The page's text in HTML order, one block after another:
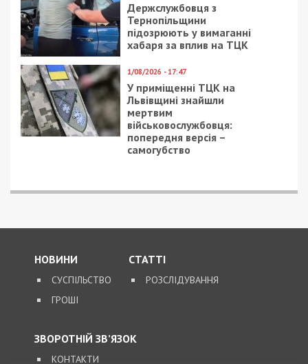
Держслужбовця з
Тернопільщини
підозрюють у вимаганні
хабаря за вплив на ТЦК
1/08/2026 - 17:47
У приміщенні ТЦК на
Львівщині знайшли
мертвим
військовослужбовця:
попередня версія –
самогубство
НОВИНИ
СУСПІЛЬСТВО
ГРОШІ
СТАТТІ
РОЗСЛІДУВАННЯ
ЗВОРОТНІЙ ЗВ’ЯЗОК
КОНТАКТИ